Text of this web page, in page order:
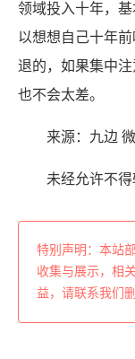
领域投入十年，
以想想自己十年
退的，如果集中
也不会太差。
来源：九边
未经允许不得
特别声明：本站
收集与展示，相
益，请联系我们